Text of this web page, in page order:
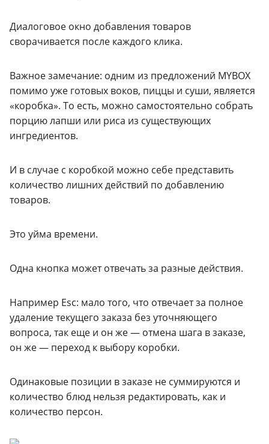
Диалоговое окно добавления товаров
сворачивается после каждого клика.
Важное замечание: одним из предложений MYBOX
помимо уже готовых воков, пиццы и суши, является
«коробка». То есть, можно самостоятельно собрать
порцию лапши или риса из существующих
ингредиентов.
И в случае с коробкой можно себе представить
количество лишних действий по добавлению
товаров.
Это уйма времени.
Одна кнопка может отвечать за разные действия.
Например Esc: мало того, что отвечает за полное
удаление текущего заказа без уточняющего
вопроса, так еще и он же — отмена шага в заказе,
он же — переход к выбору коробки.
Одинаковые позиции в заказе не суммируются и
количество блюд нельзя редактировать, как и
количество персон.